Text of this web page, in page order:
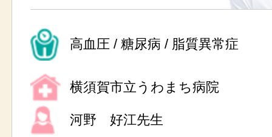
高血圧 / 糖尿病 / 脂質異常症
横須賀市立うわまち病院
河野 好江先生